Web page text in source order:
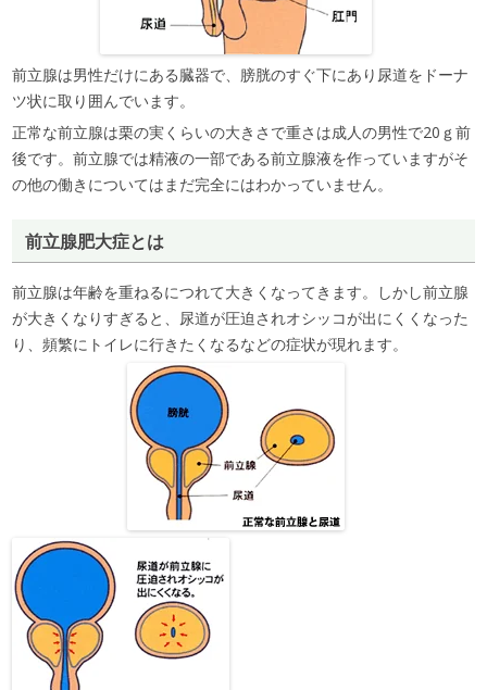
前立腺は男性だけにある臓器で、膀胱のすぐ下にあり尿道をドーナ
ツ状に取り囲んでいます。
正常な前立腺は栗の実くらいの大きさで重さは成人の男性で20ｇ前
後です。前立腺では精液の一部である前立腺液を作っていますがそ
の他の働きについてはまだ完全にはわかっていません。
前立腺肥大症とは
前立腺は年齢を重ねるにつれて大きくなってきます。しかし前立腺
が大きくなりすぎると、尿道が圧迫されオシッコが出にくくなった
り、頻繁にトイレに行きたくなるなどの症状が現れます。